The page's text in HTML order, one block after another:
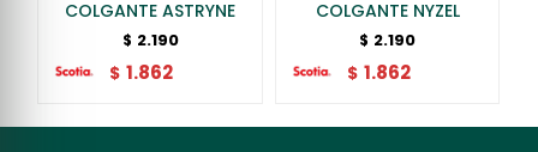
COLGANTE ASTRYNE
$ 2.190
$ 1.862
COLGANTE NYZEL
$ 2.190
$ 1.862